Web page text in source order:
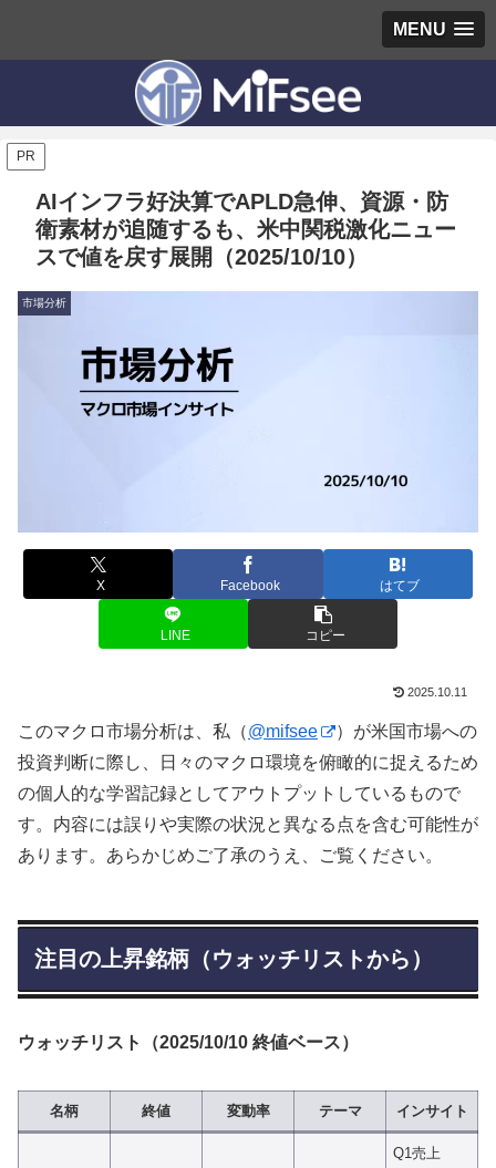
MENU
PR
AIインフラ好決算でAPLD急伸、資源・防
衛素材が追随するも、米中関税激化ニュー
スで値を戻す展開（2025/10/10）
市場分析
X Facebook はてブ
LINE コピー
2025.10.11
このマクロ市場分析は、私（@mifsee
）が米国市場への
投資判断に際し、日々のマクロ環境を俯瞰的に捉えるため
の個人的な学習記録としてアウトプットしているもので
す。内容には誤りや実際の状況と異なる点を含む可能性が
あります。あらかじめご了承のうえ、ご覧ください。
注目の上昇銘柄（ウォッチリストから）
ウォッチリスト（2025/10/10 終値ベース）
名柄 終値 変動率 テーマ インサイト
Q1売上